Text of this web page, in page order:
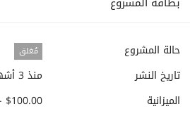
حالة المشروع مُغلق
تاريخ النشر
منذ 3 أشهر
الميزانية
$100.00 - $250.00